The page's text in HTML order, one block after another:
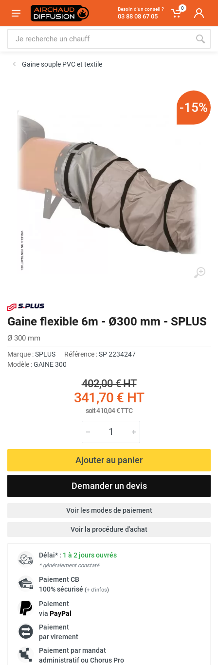
Besoin d'un conseil ?
03 88 08 67 05
0
Gaine souple PVC et textile
-15%
Gaine flexible 6m - Ø300 mm - SPLUS
Ø 300 mm
Marque :SPLUS Référence :SP 2234247
Modèle :GAINE 300
402,00 €HT
341,70 € HT
soit410,04 €TTC
Ajouter au panier
Demander un devis
Voir les modes de paiement
Voir la procédure d'achat
Délai* : 1 à 2 jours ouvrés
* généralement constaté
PaiementCB
100% sécurisé (+ d'infos)
Paiement
via PayPal
Paiement
par virement
Paiement par mandat
administratif ou Chorus Pro